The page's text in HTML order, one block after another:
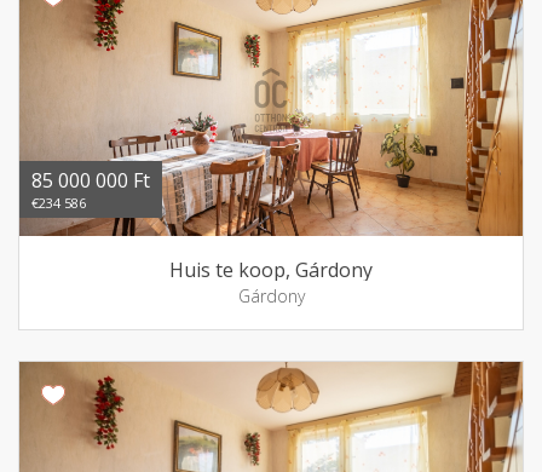
85 000 000 Ft
€234 586
Huis te koop, Gárdony
Gárdony